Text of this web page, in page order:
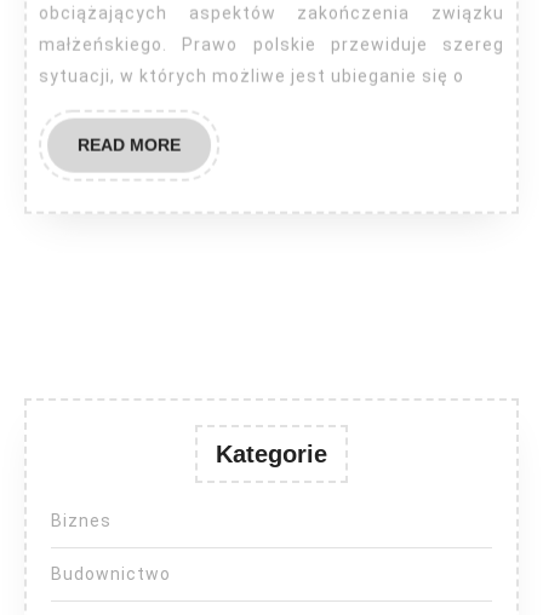
żonę?
obciążających aspektów zakończenia związku
małżeńskiego. Prawo polskie przewiduje szereg
sytuacji, w których możliwe jest ubieganie się o
READ MOREREAD
MORE
Kategorie
Biznes
Budownictwo